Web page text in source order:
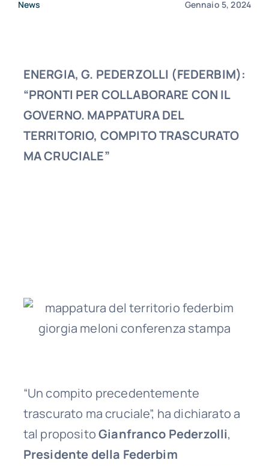
News Gennaio 5, 2024
ENERGIA, G. PEDERZOLLI (FEDERBIM):
“PRONTI PER COLLABORARE CON IL
GOVERNO. MAPPATURA DEL
TERRITORIO, COMPITO TRASCURATO
MA CRUCIALE”
“Un compito precedentemente
trascurato ma cruciale”, ha dichiarato a
tal propositoGianfranco Pederzolli,
Presidente della Federbim